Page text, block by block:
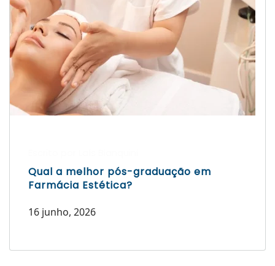
Qual a melhor pós-graduação em
Farmácia Estética?
16 junho, 2026